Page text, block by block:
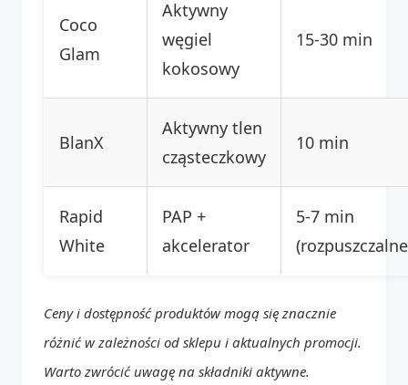
Coco
Glam
Aktywny
węgiel
kokosowy
15-30 min
BlanX
Aktywny tlen
cząsteczkowy
10 min
Rapid
White
PAP +
akcelerator
5-7 min
Ceny i dostępność produktów mogą się znacznie
różnić w zależności od sklepu i aktualnych promocji.
Warto zwrócić uwagę na składniki aktywne.